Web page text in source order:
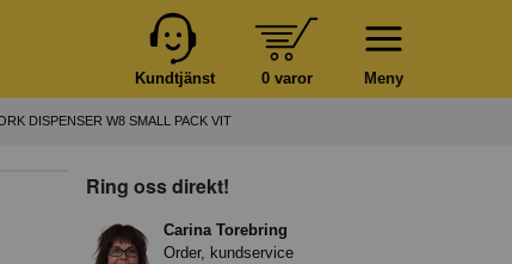
Meny
0 varor
Kundtjänst
DISPENSER W8 SMALL PACK VIT
Ring oss direkt!
Carina Torebring
Order, kundservice